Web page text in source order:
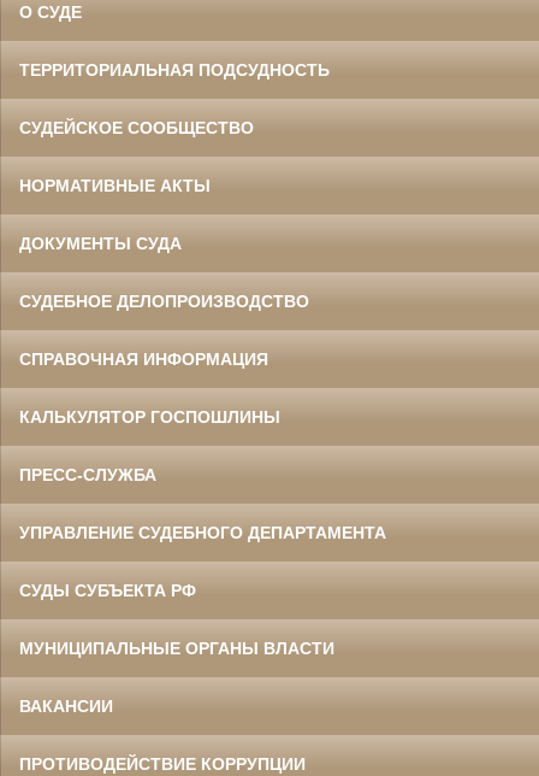
О СУДЕ
ТЕРРИТОРИАЛЬНАЯ ПОДСУДНОСТЬ
СУДЕЙСКОЕ СООБЩЕСТВО
НОРМАТИВНЫЕ АКТЫ
ДОКУМЕНТЫ СУДА
СУДЕБНОЕ ДЕЛОПРОИЗВОДСТВО
СПРАВОЧНАЯ ИНФОРМАЦИЯ
КАЛЬКУЛЯТОР ГОСПОШЛИНЫ
ПРЕСС-СЛУЖБА
УПРАВЛЕНИЕ СУДЕБНОГО ДЕПАРТАМЕНТА
СУДЫ СУБЪЕКТА РФ
МУНИЦИПАЛЬНЫЕ ОРГАНЫ ВЛАСТИ
ВАКАНСИИ
ПРОТИВОДЕЙСТВИЕ КОРРУПЦИИ